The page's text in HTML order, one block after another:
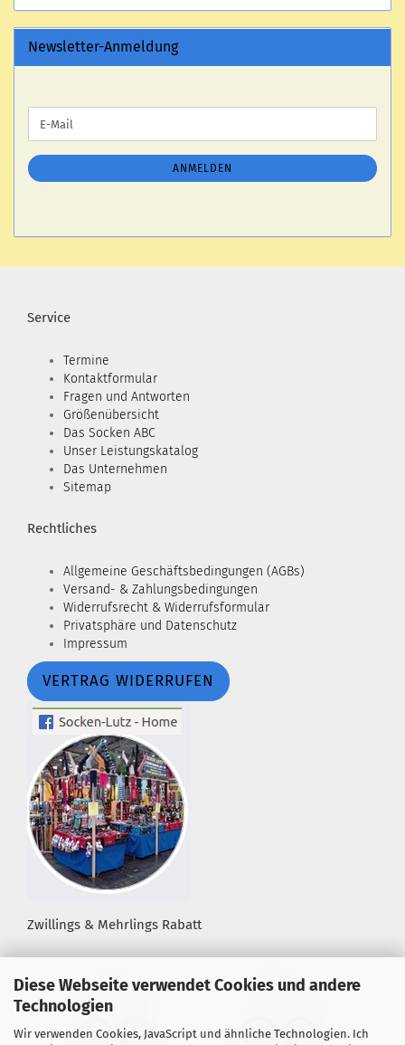
Diese Webseite verwendet Cookies und andere
Technologien
Wir verwenden Cookies, JavaScript und ähnliche Technologien. Ich
Newsletter-Anmeldung
ZUR
ANMELDUNG
E-
Mail
ANMELDEN
Service
Termine
Kontaktformular
Fragen und Antworten
Größenübersicht
Das Socken ABC
Unser Leistungskatalog
Das Unternehmen
Sitemap
Rechtliches
Allgemeine Geschäftsbedingungen (AGBs)
Versand- & Zahlungsbedingungen
Widerrufsrecht & Widerrufsformular
Privatsphäre und Datenschutz
Impressum
VERTRAG WIDERRUFEN
Zwillings & Mehrlings Rabatt